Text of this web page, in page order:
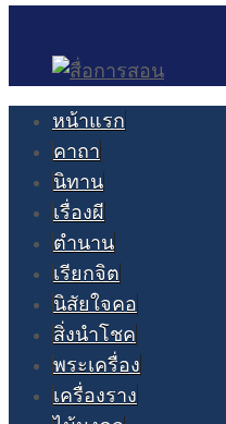
หน้าแรก
คาถา
นิทาน
เรื่องผี
ตำนาน
เรียกจิต
นิสัยใจคอ
สิ่งนำโชค
พระเครื่อง
เครื่องราง